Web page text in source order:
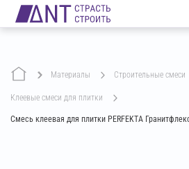
Материалы строительные смеси
клеевые смеси для плитки
Смесь клеевая для плитки PERFEKTA